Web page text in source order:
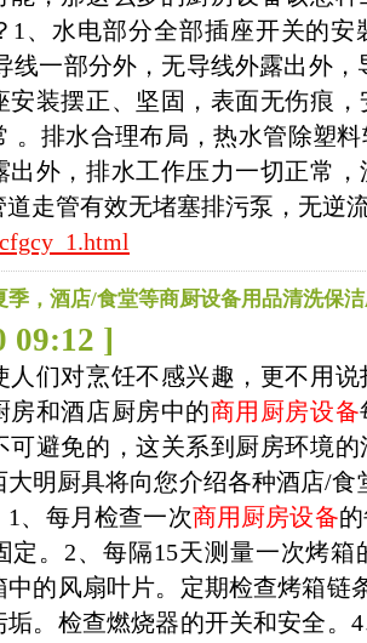
1、水电部分全部插座开关的安
线一部分外，无导线外露出外，
安装摆正、坚固，表面无伤痕
。排水合理布局，热水管除塑
出外，排水工作压力一切正常
走管有效无堵塞排污泵，无逆
，酒店/食堂等商厨设备用品清洗保
09:12 ]
人们对烹饪不感兴趣，更不用
房和酒店厨房中的商用厨房设备
可避免的，这关系到厨房环境
大明厨具将向您介绍各种酒店/食
1、每月检查一次商用厨房设备
定。2、每隔15天测量一次烤
中的风扇叶片。定期检查烤箱链
垢。检查燃烧器的开关和安全。